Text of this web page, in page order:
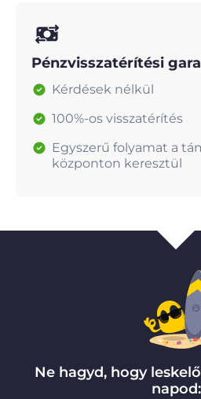
Pénzvisszatérítési
Kérdések nélkül
100%-os visszatérítés
Egyszerű folyamat a
központon keresztül
Ne hagyd, hogy
napod: